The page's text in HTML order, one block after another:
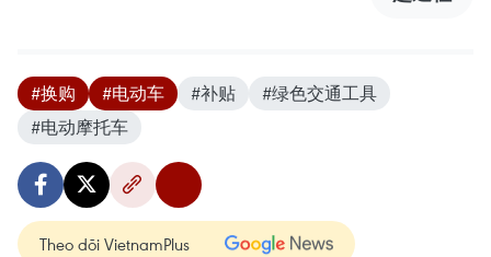
#换购 #电动车 #补贴
#绿色交通工具
#电动摩托车
Theo dõi VietnamPlus